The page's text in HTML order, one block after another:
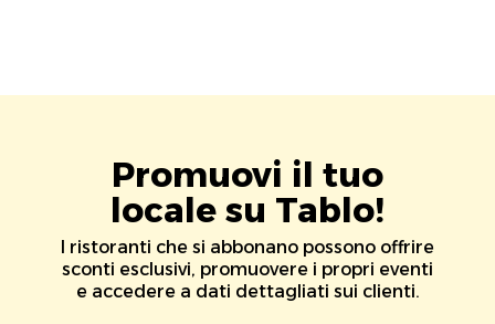
Promuovi il tuo
locale su Tablo!
I ristoranti che si abbonano possono offrire
sconti esclusivi, promuovere i propri eventi
e accedere a dati dettagliati sui clienti.